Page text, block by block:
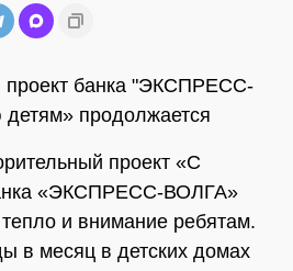
проект банка "ЭКСПРЕСС-
продолжается
проект «С
«ЭКСПРЕСС-ВОЛГА»
и внимание ребятам.
в месяц в детских домах